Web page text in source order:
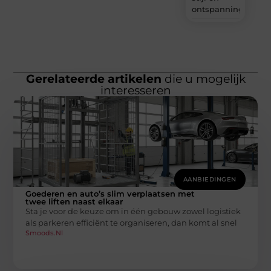
ontspanning?
Gerelateerde artikelen die u mogelijk
interesseren
AANBIEDINGEN
Goederen en auto’s slim verplaatsen met
twee liften naast elkaar
Sta je voor de keuze om in één gebouw zowel logistiek
als parkeren efficiënt te organiseren, dan komt al snel
Smoods.nl